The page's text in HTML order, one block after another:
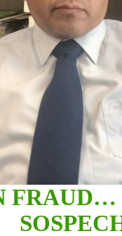
FRAUD…